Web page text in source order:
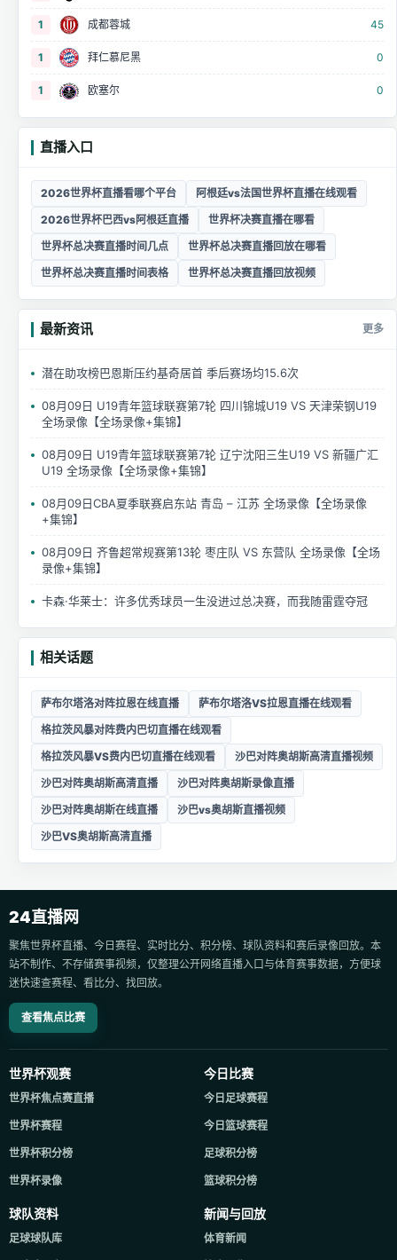
1 成都蓉城 45
1 拜仁慕尼黑 0
1 欧塞尔 0
直播入口
2026世界杯直播看哪个平台
阿根廷vs法国世界杯直播在线观看
2026世界杯巴西vs阿根廷直播
世界杯决赛直播在哪看
世界杯总决赛直播时间几点
世界杯总决赛直播回放在哪看
世界杯总决赛直播时间表格
世界杯总决赛直播回放视频
最新资讯 更多
潜在助攻榜巴恩斯压约基奇居首 季后赛场均15.6次
08月09日 U19青年篮球联赛第7轮 四川锦城U19 VS 天津荣钢U19
全场录像【全场录像+集锦】
08月09日 U19青年篮球联赛第7轮 辽宁沈阳三生U19 VS 新疆广汇
U19 全场录像【全场录像+集锦】
08月09日CBA夏季联赛启东站 青岛 – 江苏 全场录像【全场录像
+集锦】
08月09日 齐鲁超常规赛第13轮 枣庄队 VS 东营队 全场录像【全场
录像+集锦】
卡森·华莱士：许多优秀球员一生没进过总决赛，而我随雷霆夺冠
相关话题
萨布尔塔洛对阵拉恩在线直播
萨布尔塔洛VS拉恩直播在线观看
格拉茨风暴对阵费内巴切直播在线观看
格拉茨风暴VS费内巴切直播在线观看
沙巴对阵奥胡斯高清直播视频
沙巴对阵奥胡斯高清直播
沙巴对阵奥胡斯录像直播
沙巴对阵奥胡斯在线直播
沙巴vs奥胡斯直播视频
沙巴VS奥胡斯高清直播
24直播网
聚焦世界杯直播、今日赛程、实时比分、积分榜、球队资料和赛后录像回放。本
站不制作、不存储赛事视频，仅整理公开网络直播入口与体育赛事数据，方便球
迷快速查赛程、看比分、找回放。
查看焦点比赛
世界杯观赛
世界杯焦点赛直播
世界杯赛程
世界杯积分榜
世界杯录像
今日比赛
今日足球赛程
今日篮球赛程
足球积分榜
篮球积分榜
球队资料
足球球队库
新闻与回放
体育新闻